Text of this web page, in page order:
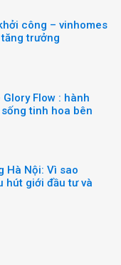
công – vinhomes
trưởng
Flow : hành
tinh hoa bên
Hà Nội: Vì sao
hút giới đầu tư và